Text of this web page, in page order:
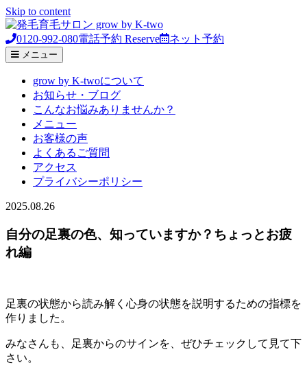
Skip to content
0120-992-080電話予約 Reserve ネット予約
メニュー
grow by K-twoについて
お知らせ・ブログ
こんなお悩みありませんか？
メニュー
お客様の声
よくあるご質問
アクセス
プライバシーポリシー
2025.08.26
自分の足裏の色、知っていますか？ちょっとお疲
れ編
足裏の状態から読み解く心身の状態を説明するための指標を
作りました。
みなさんも、足裏からのサインを、ぜひチェックして見て下
さい。